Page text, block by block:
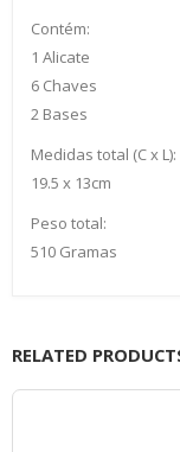
Contém:
1 Alicate
6 Chaves
2 Bases
Medidas total (C x L):
19.5 x 13cm
Peso total:
510 Gramas
RELATED